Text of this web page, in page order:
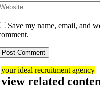
Save my name, email, and
your ideal recruitment agency
view related